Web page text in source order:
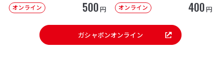
オンライン 500 円 オンライン 400 円
ガシャポンオンライン